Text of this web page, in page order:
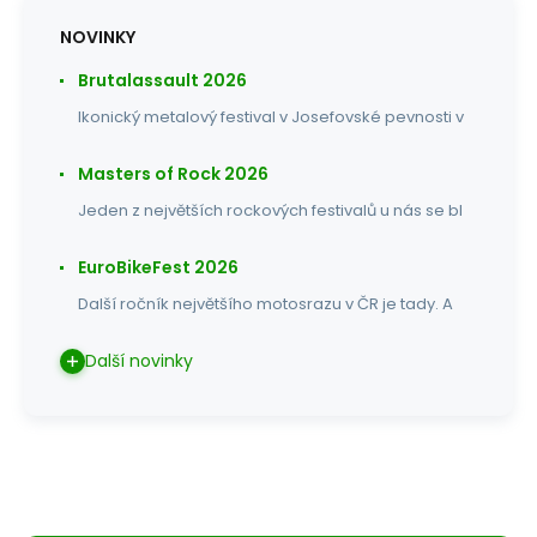
NOVINKY
Brutalassault 2026
Ikonický metalový festival v Josefovské pevnosti v
Masters of Rock 2026
Jeden z největších rockových festivalů u nás se bl
EuroBikeFest 2026
Další ročník největšího motosrazu v ČR je tady. A
Další novinky